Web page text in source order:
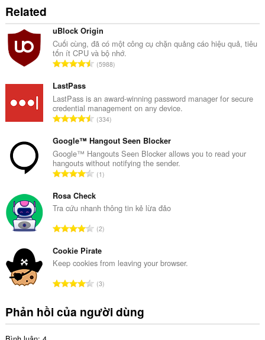
Related
uBlock Origin
Cuối cùng, đã có một công cụ chặn quảng cáo hiệu quả, tiêu
tốn ít CPU và bộ nhớ.
T
g
s
ố
ế
p
h
ạ
n
g
5988
LastPass
LastPass is an award-winning password manager for secure
credential management on any device.
T
n
g
s
ố
ế
p
h
ạ
n
g
334
Google™ Hangout Seen Blocker
Google™ Hangouts Seen Blocker allows you to read your
hangouts without notifying the sender.
T
n
g
ố
ế
p
h
ạ
g
:
1
Rosa Check
Tra cứu nhanh thông tin kẻ lừa đảo
T
n
g
ố
ế
p
2
Cookie Pirate
Keep cookies from leaving your browser.
T
g
3
Phản hồi của người dùng